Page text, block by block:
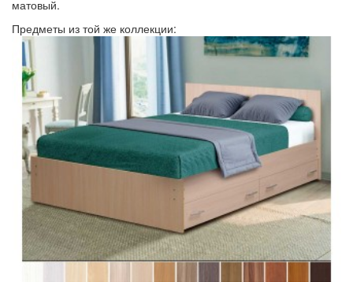
матовый.
Предметы из той же коллекции: